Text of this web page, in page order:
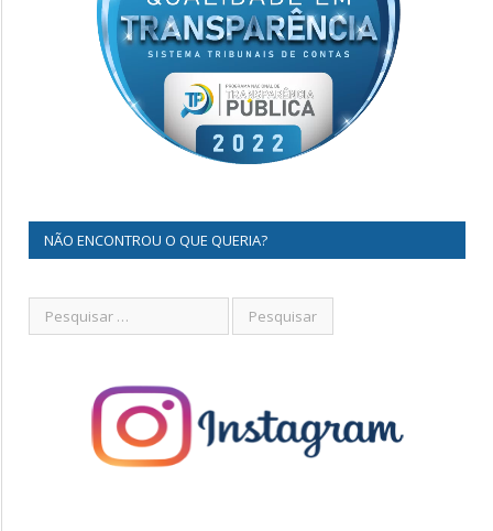
NÃO ENCONTROU O QUE QUERIA?